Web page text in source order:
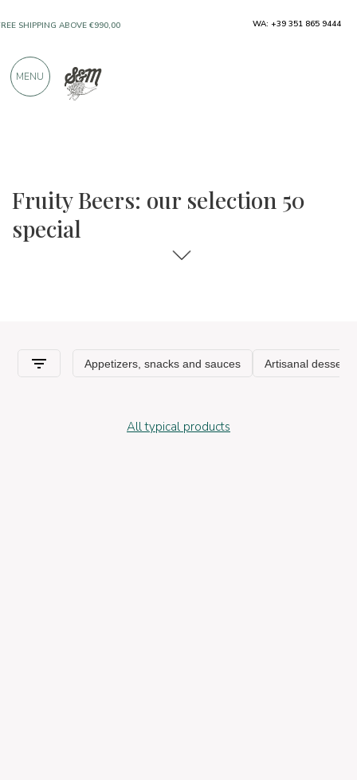
Fruity Beers: our selection 50
special
All typical products
SHIPPING ABOVE €990,00
PRODUCTS FROM EXCELLENT
WA: +39 351 865 9444
MENU